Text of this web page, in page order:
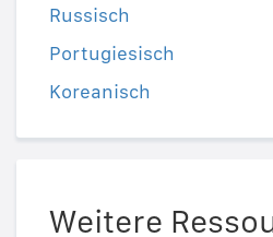
Russisch
Portugiesisch
Koreanisch
Weitere